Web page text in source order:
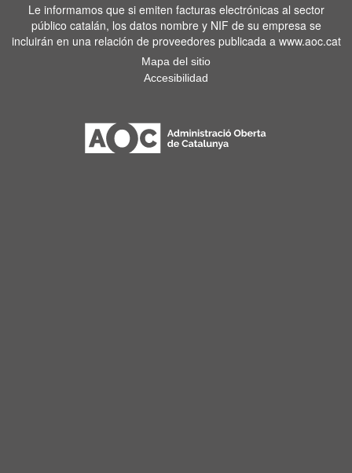
Le informamos que si emiten facturas electrónicas al sector
público catalán, los datos nombre y NIF de su empresa se
incluirán en una relación de proveedores publicada a www.aoc.cat
Mapa del sitio
Accesibilidad